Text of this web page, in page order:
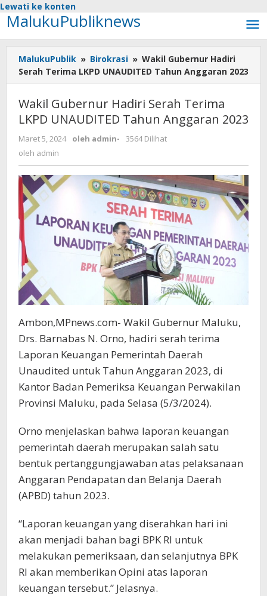
Lewati ke konten
MalukuPubliknews
MalukuPublik » Birokrasi » Wakil Gubernur Hadiri
Serah Terima LKPD UNAUDITED Tahun Anggaran 2023
Wakil Gubernur Hadiri Serah Terima
LKPD UNAUDITED Tahun Anggaran 2023
Maret 5, 2024 oleh admin-
3564 Dilihat
oleh admin
Ambon,MPnews.com- Wakil Gubernur Maluku,
Drs. Barnabas N. Orno, hadiri serah terima
Laporan Keuangan Pemerintah Daerah
Unaudited untuk Tahun Anggaran 2023, di
Kantor Badan Pemeriksa Keuangan Perwakilan
Provinsi Maluku, pada Selasa (5/3/2024).
Orno menjelaskan bahwa laporan keuangan
pemerintah daerah merupakan salah satu
bentuk pertanggungjawaban atas pelaksanaan
Anggaran Pendapatan dan Belanja Daerah
(APBD) tahun 2023.
“Laporan keuangan yang diserahkan hari ini
akan menjadi bahan bagi BPK RI untuk
melakukan pemeriksaan, dan selanjutnya BPK
RI akan memberikan Opini atas laporan
keuangan tersebut.” Jelasnya.